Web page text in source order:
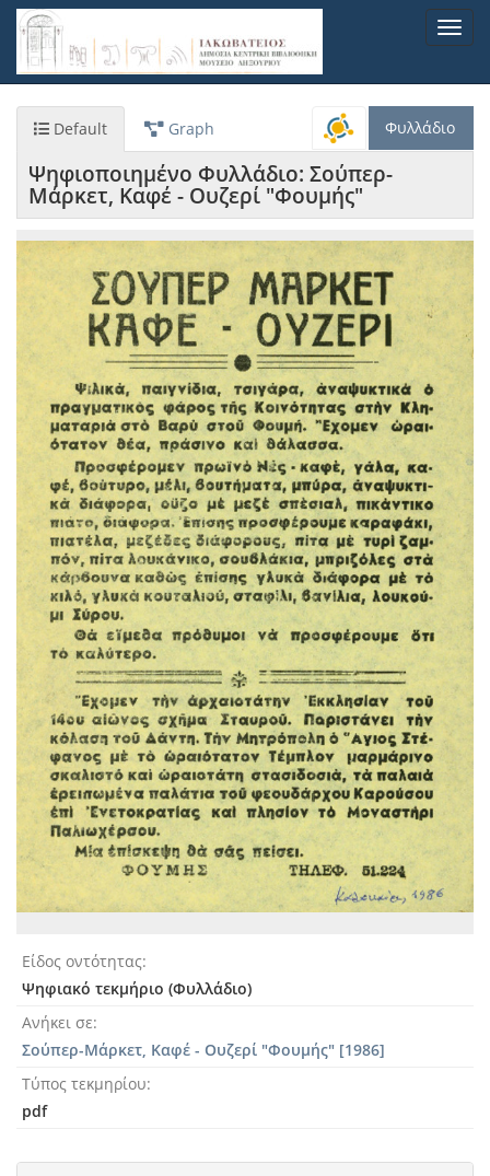
Παράκαμψη
προς
κυρίως
Default Graph Φυλλάδιο
Ψηφιοποιημένο Φυλλάδιο: Σούπερ-
Μάρκετ, Καφέ - Ουζερί "Φουμής"
Είδος οντότητας
Ψηφιακό τεκμήριο (Φυλλάδιο)
Ανήκει σε
Σούπερ-Μάρκετ, Καφέ - Ουζερί "Φουμής" [1986]
Τύπος τεκμηρίου
pdf